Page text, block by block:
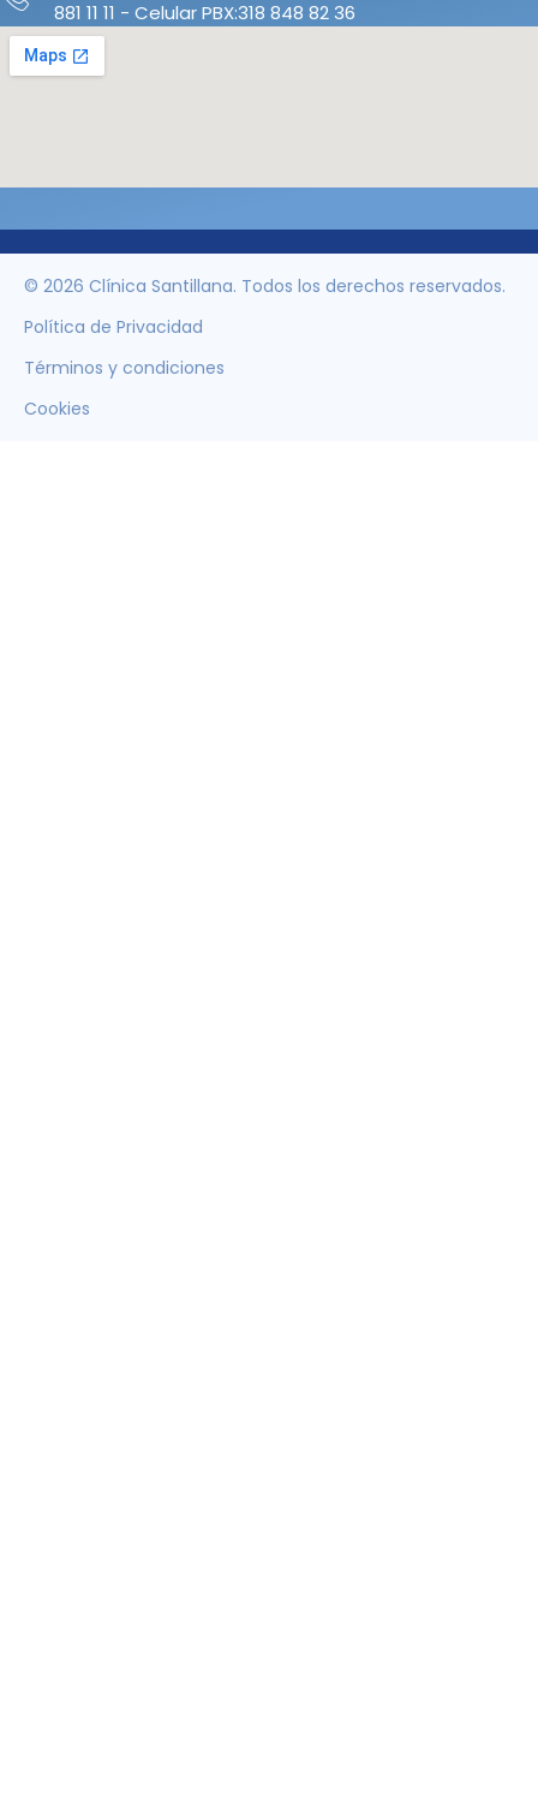
881 11 11 - Celular PBX:318 848 82 36
© 2026 Clínica Santillana. Todos los derechos reservados.
Política de Privacidad
Términos y condiciones
Cookies